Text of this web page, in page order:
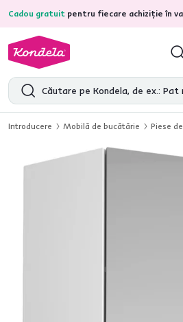
Cadou gratuit pentru fiecare achiziție în
4,7 31.333recenzii de
Introducere Mobilă de bucătărie Piese